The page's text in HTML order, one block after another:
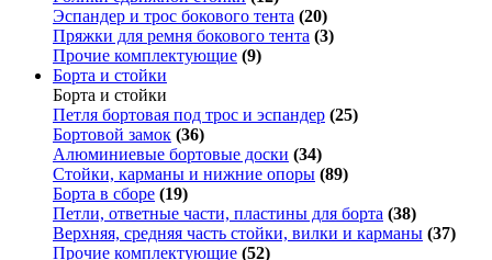
Эспандер и трос бокового тента (20)
Пряжки для ремня бокового тента (3)
Прочие комплектующие (9)
Борта и стойки
Борта и стойки
Петля бортовая под трос и эспандер (25)
Бортовой замок (36)
Алюминиевые бортовые доски (34)
Стойки, карманы и нижние опоры (89)
Борта в сборе (19)
Петли, ответные части, пластины для борта (38)
Верхняя, средняя часть стойки, вилки и карманы (37)
Прочие комплектующие (52)